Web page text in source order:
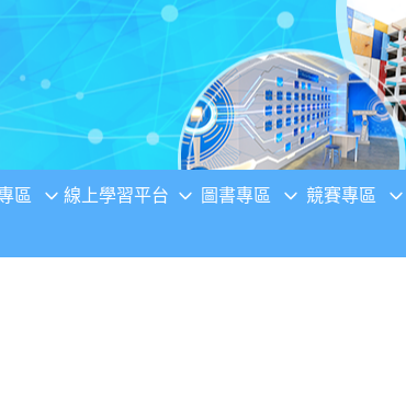
區 線上學習平台 圖書專區 競賽專區